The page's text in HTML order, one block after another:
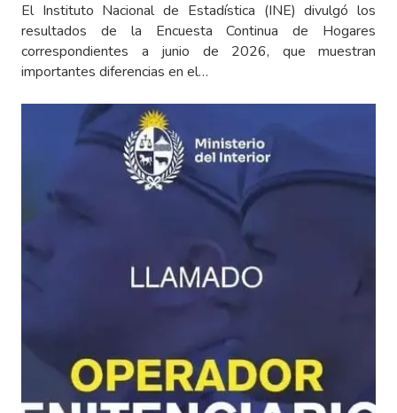
El Instituto Nacional de Estadística (INE) divulgó los
resultados de la Encuesta Continua de Hogares
correspondientes a junio de 2026, que muestran
importantes diferencias en el…